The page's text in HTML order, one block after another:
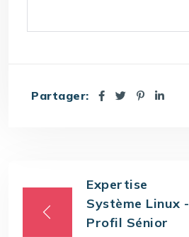
Partager:
Expertise
Système Linux -
Profil Sénior